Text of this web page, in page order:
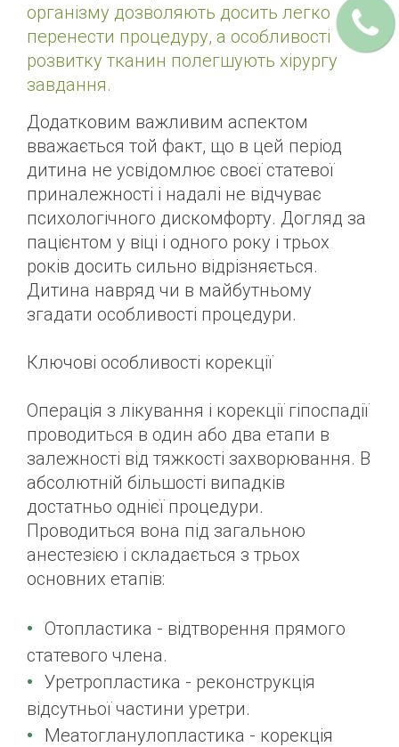
організму дозволяють досить легко
перенести процедуру, а особливості
розвитку тканин полегшують хірургу
завдання.
Додатковим важливим аспектом
вважається той факт, що в цей період
дитина не усвідомлює своєї статевої
приналежності і надалі не відчуває
психологічного дискомфорту. Догляд за
пацієнтом у віці і одного року і трьох
років досить сильно відрізняється.
Дитина навряд чи в майбутньому
згадати особливості процедури.
Ключові особливості корекції
Операція з лікування і корекції гіпоспадії
проводиться в один або два етапи в
залежності від тяжкості захворювання. В
абсолютній більшості випадків
достатньо однієї процедури.
Проводиться вона під загальною
анестезією і складається з трьох
основних етапів:
Отопластика - відтворення прямого
статевого члена.
Уретропластика - реконструкція
відсутньої частини уретри.
Меатогланулопластика - корекція